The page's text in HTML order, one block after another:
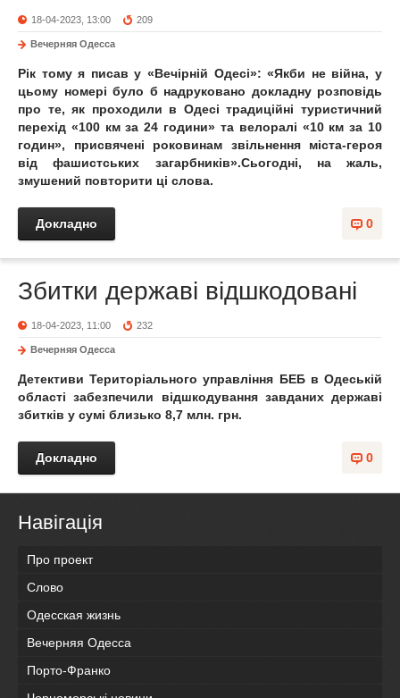
18-04-2023, 13:00 209
Вечерняя Одесса
Рік тому я писав у «Вечірній Одесі»: «Якби не війна, у
цьому номері було б надруковано докладну розповідь
про те, як проходили в Одесі традиційні туристичний
перехід «100 км за 24 години» та велоралі «10 км за 10
годин», присвячені роковинам звільнення міста-героя
від фашистських загарбників».Сьогодні, на жаль,
змушений повторити ці слова.
0
Докладно
Збитки державі відшкодовані
18-04-2023, 11:00 232
Вечерняя Одесса
Детективи Територіального управління БЕБ в Одеській
області забезпечили відшкодування завданих державі
збитків у сумі близько 8,7 млн. грн.
0
Докладно
Навігація
Про проект
Слово
Одесская жизнь
Вечерняя Одесса
Порто-Франко